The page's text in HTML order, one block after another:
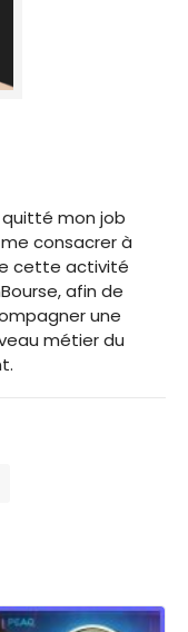
quitté mon job
consacrer à
cette activité
afin de
une
métier du